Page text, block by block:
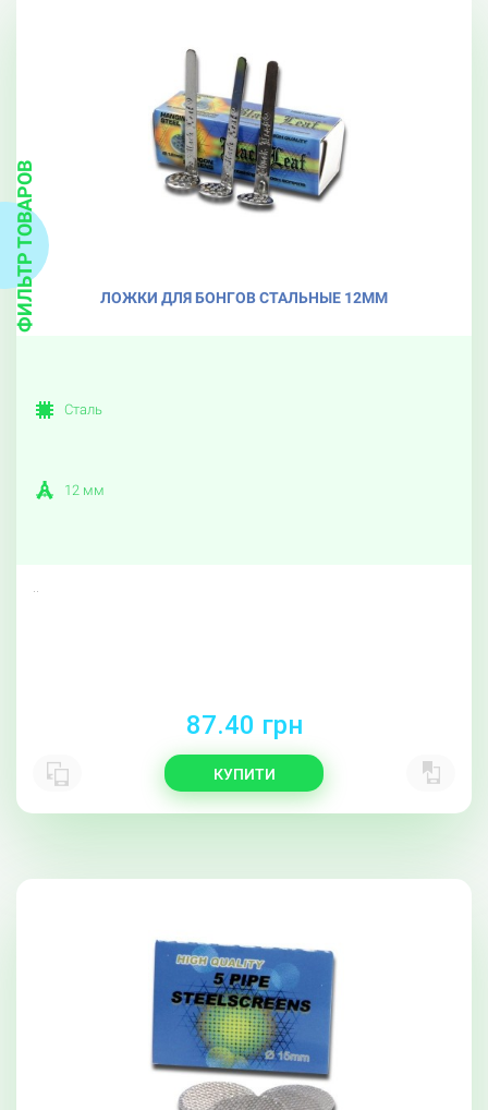
ФИЛЬТР ТОВАРОВ ЛОЖКИ ДЛЯ БОНГОВ СТАЛЬНЫЕ 12ММ
Сталь
12 мм
87.40 грн
КУПИТИ